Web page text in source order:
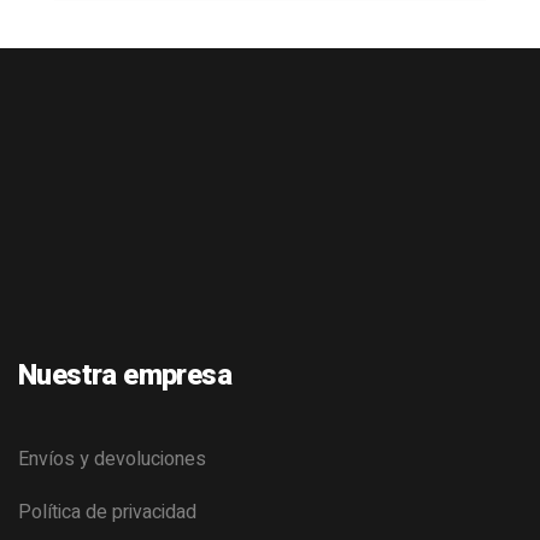
Nuestra empresa
Envíos y devoluciones
Política de privacidad